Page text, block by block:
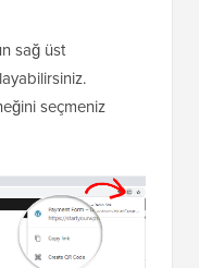
sağ üst
seçmeniz